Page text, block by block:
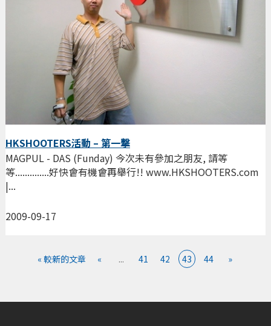
HKSHOOTERS活動 – 第一撃
2009-09-17
MAGPUL - DAS (Funday) 今次未有參加之朋友, 請等
等..............好快會有機會再舉行!! www.HKSHOOTERS.com
|...
« 較新的文章 « ... 41 42 43 44 »